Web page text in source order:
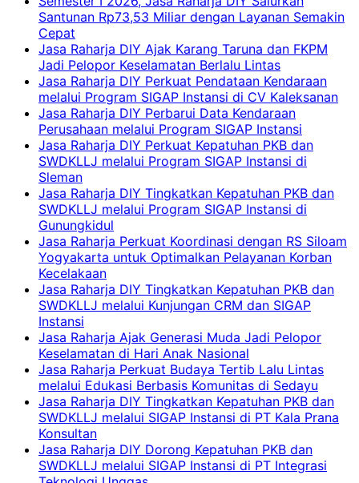
Santunan Rp73,53 Miliar dengan Layanan Semakin
Cepat
Jasa Raharja DIY Ajak Karang Taruna dan FKPM
Jadi Pelopor Keselamatan Berlalu Lintas
Jasa Raharja DIY Perkuat Pendataan Kendaraan
melalui Program SIGAP Instansi di CV Kaleksanan
Jasa Raharja DIY Perbarui Data Kendaraan
Perusahaan melalui Program SIGAP Instansi
Jasa Raharja DIY Perkuat Kepatuhan PKB dan
SWDKLLJ melalui Program SIGAP Instansi di
Sleman
Jasa Raharja DIY Tingkatkan Kepatuhan PKB dan
SWDKLLJ melalui Program SIGAP Instansi di
Gunungkidul
Jasa Raharja Perkuat Koordinasi dengan RS Siloam
Yogyakarta untuk Optimalkan Pelayanan Korban
Kecelakaan
Jasa Raharja DIY Tingkatkan Kepatuhan PKB dan
SWDKLLJ melalui Kunjungan CRM dan SIGAP
Instansi
Jasa Raharja Ajak Generasi Muda Jadi Pelopor
Keselamatan di Hari Anak Nasional
Jasa Raharja Perkuat Budaya Tertib Lalu Lintas
melalui Edukasi Berbasis Komunitas di Sedayu
Jasa Raharja DIY Tingkatkan Kepatuhan PKB dan
SWDKLLJ melalui SIGAP Instansi di PT Kala Prana
Konsultan
Jasa Raharja DIY Dorong Kepatuhan PKB dan
SWDKLLJ melalui SIGAP Instansi di PT Integrasi